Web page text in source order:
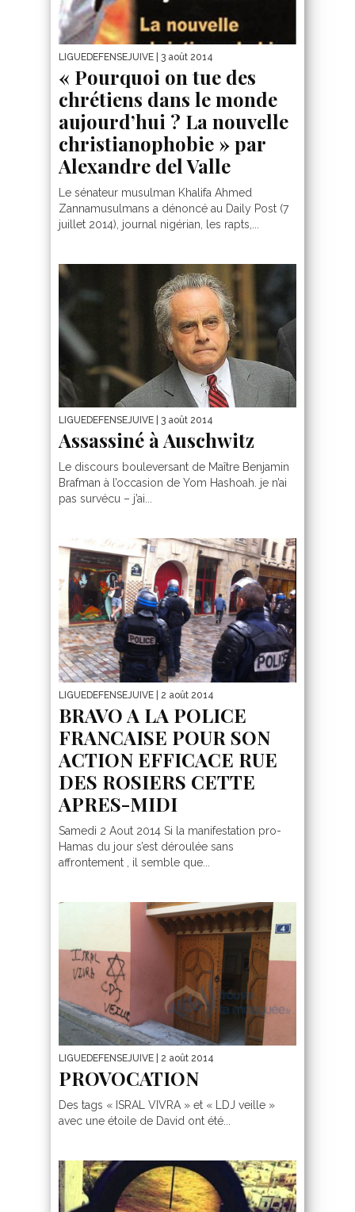
LIGUEDEFENSEJUIVE | 3 août 2014
« Pourquoi on tue des
chrétiens dans le monde
aujourd’hui ? La nouvelle
christianophobie » par
Alexandre del Valle
Le sénateur musulman Khalifa Ahmed
Zannamusulmans a dénoncé au Daily Post (7
juillet 2014), journal nigérian, les rapts,...
LIGUEDEFENSEJUIVE | 3 août 2014
Assassiné à Auschwitz
Le discours bouleversant de Maître Benjamin
Brafman à l’occasion de Yom Hashoah. je n’ai
pas survécu – j’ai...
LIGUEDEFENSEJUIVE | 2 août 2014
BRAVO A LA POLICE
FRANCAISE POUR SON
ACTION EFFICACE RUE
DES ROSIERS CETTE
APRES-MIDI
Samedi 2 Aout 2014 Si la manifestation pro-
Hamas du jour s’est déroulée sans
affrontement , il semble que...
LIGUEDEFENSEJUIVE | 2 août 2014
PROVOCATION
Des tags « ISRAL VIVRA » et « LDJ veille »
avec une étoile de David ont été...